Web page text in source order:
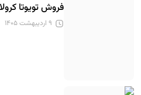
فروش تویوتا
۹ اردیبهشت ۱۴۰۵